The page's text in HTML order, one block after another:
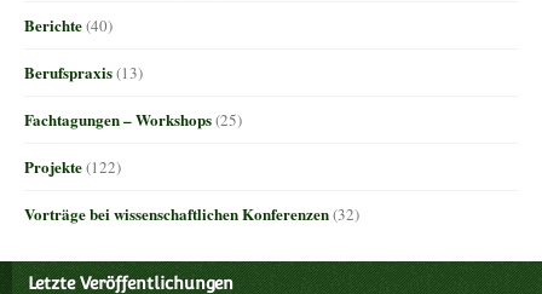
Berichte(40)
Berufspraxis(13)
Fachtagungen – Workshops(25)
Projekte(122)
Vorträge bei wissenschaftlichen Konferenzen(32)
Letzte Veröffentlichungen